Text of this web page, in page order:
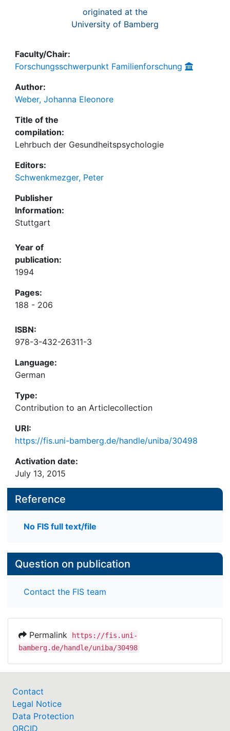
originated at the
University of Bamberg
Faculty/Chair:
Forschungsschwerpunkt Familienforschung
Author:
Weber, Johanna Eleonore
Title of the
compilation:
Lehrbuch der Gesundheitspsychologie
Editors:
Schwenkmezger, Peter
Publisher
Information:
Stuttgart
Year of
publication:
1994
Pages:
188 - 206
ISBN:
978-3-432-26311-3
Language:
German
Type:
Contribution to an Articlecollection
URI:
https://fis.uni-bamberg.de/handle/uniba/30498
Activation date:
July 13, 2015
Reference
No FIS full text/file
Question on publication
Contact the FIS team
Permalink
https://fis.uni-
bamberg.de/handle/uniba/30498
Contact
Legal Notice
Data Protection
ORCID